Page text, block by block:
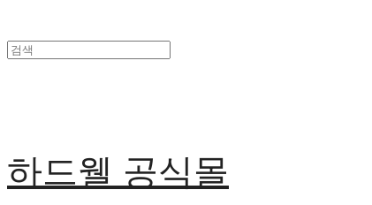
하드웰 공식몰